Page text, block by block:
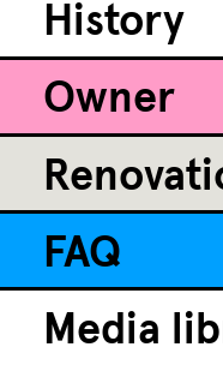
History
Owner
FAQ
Media